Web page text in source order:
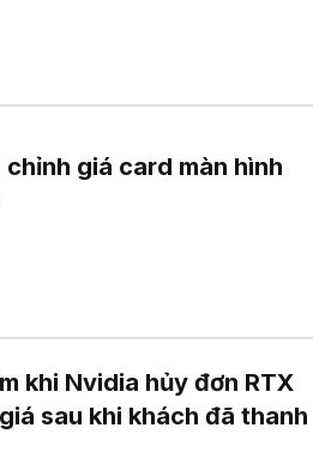
giá card màn hình
khi Nvidia hủy đơn RTX
sau khi khách đã thanh